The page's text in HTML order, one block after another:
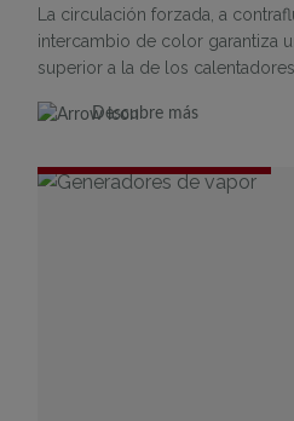
La circulación forzada, a
intercambio de color garantiza
superior a la de los
Descubre más